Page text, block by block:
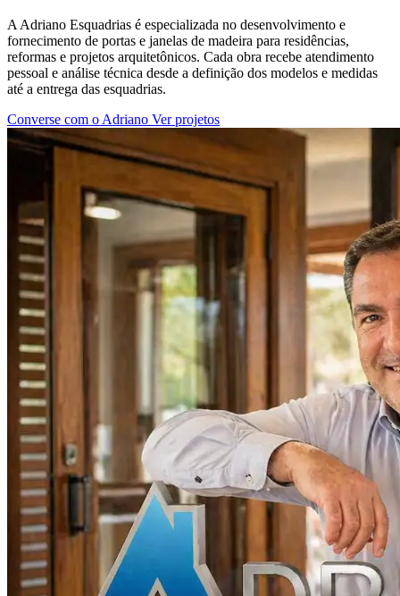
A Adriano Esquadrias é especializada no desenvolvimento e
fornecimento de portas e janelas de madeira para residências,
reformas e projetos arquitetônicos. Cada obra recebe atendimento
pessoal e análise técnica desde a definição dos modelos e medidas
até a entrega das esquadrias.
Converse com o Adriano Ver projetos